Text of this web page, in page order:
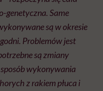
genetyczna. Same
są w okresie
Problemów jest
są zmiany
wykonywania
z rakiem płuca i